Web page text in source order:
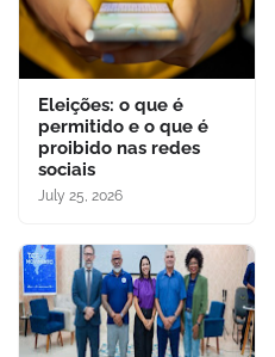
Eleições: o que é
permitido e o que é
proibido nas redes
sociais
July 25, 2026